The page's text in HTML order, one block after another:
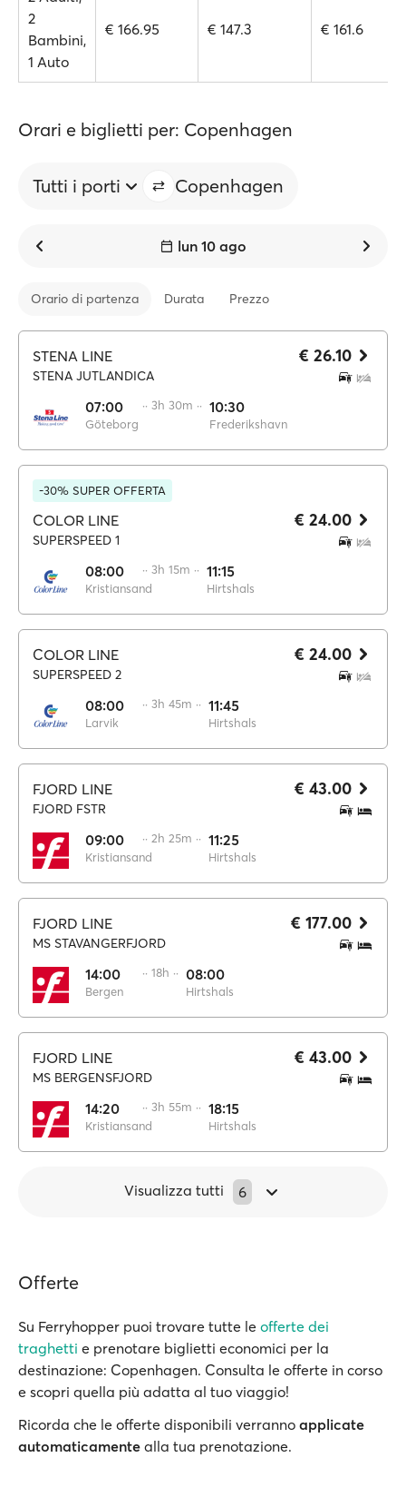
2
Bambini,
1 Auto
€ 166.95 € 147.3 € 161.6
Orari e biglietti per: Copenhagen
Tutti i porti Copenhagen
lun 10 ago
Orario di partenza Durata Prezzo
STENA LINE
STENA JUTLANDICA
07:00
Göteborg
·· 3h 30m ·· 10:30
Frederikshavn
€ 26.10
-30% SUPER OFFERTA
COLOR LINE
SUPERSPEED 1
08:00
Kristiansand
·· 3h 15m ·· 11:15
Hirtshals
€ 24.00
COLOR LINE
SUPERSPEED 2
08:00
Larvik
·· 3h 45m ·· 11:45
Hirtshals
€ 24.00
FJORD LINE
FJORD FSTR
09:00
Kristiansand
·· 2h 25m ·· 11:25
Hirtshals
€ 43.00
FJORD LINE
MS STAVANGERFJORD
14:00
Bergen
·· 18h ·· 08:00
Hirtshals
€ 177.00
FJORD LINE
MS BERGENSFJORD
14:20
Kristiansand
·· 3h 55m ·· 18:15
Hirtshals
€ 43.00
Visualizza tutti 6
Offerte
Su Ferryhopper puoi trovare tutte le offerte dei
traghetti e prenotare biglietti economici per la
destinazione: Copenhagen. Consulta le offerte in corso
e scopri quella più adatta al tuo viaggio!
Ricorda che le offerte disponibili verranno applicate
automaticamente alla tua prenotazione.